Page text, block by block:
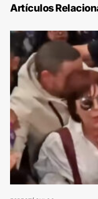
Artículos